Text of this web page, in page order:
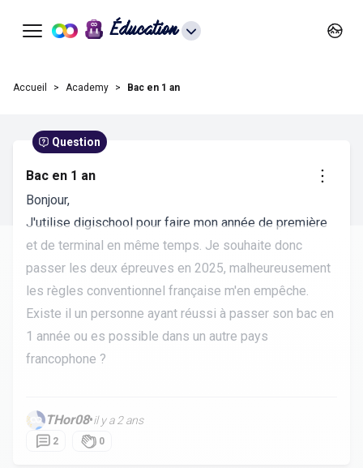
Éducation
Accueil Academy Bac en 1 an
Question
Bac en 1 an
Bonjour,
J'utilise digischool pour faire mon année de première
et de terminal en même temps. Je souhaite donc
passer les deux épreuves en 2025, malheureusement
les règles conventionnel française m'en empêche.
Existe il un personne ayant réussi à passer son bac en
1 année ou es possible dans un autre pays
francophone ?
THor08•il y a 2 ans
2 0